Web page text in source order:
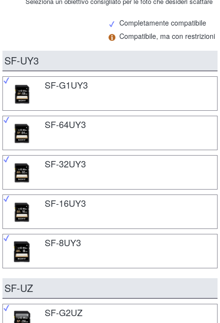
Completamente compatibile
Compatibile, ma con restrizioni
SF-UY3
SF-G1UY3
SF-64UY3
SF-32UY3
SF-16UY3
SF-8UY3
SF-UZ
SF-G2UZ